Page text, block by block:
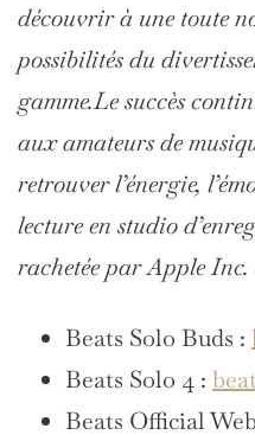
découvrir à une toute
possibilités du
gamme.Le succès
aux amateurs de
retrouver l’énergie,
lecture en studio
rachetée par Apple Inc.
Beats Solo Buds :
Beats Solo 4 :
Beats Official